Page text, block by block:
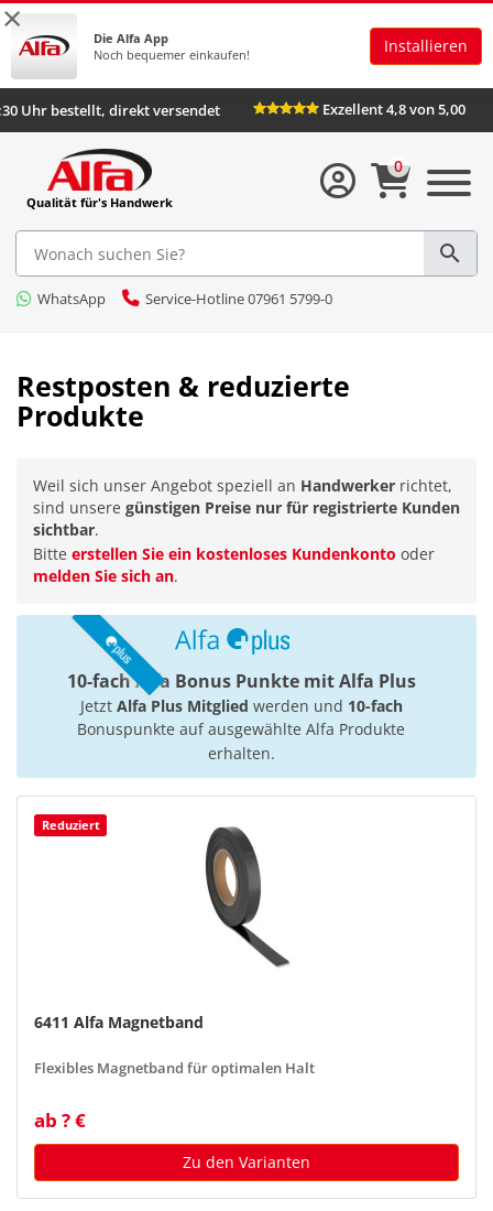
×
Die Alfa App
Noch bequemer einkaufen!
Installieren
Uhr bestellt, direkt versendet Exzellent 4,8 von 5,00
Qualität für's Handwerk
WhatsApp Service-Hotline 07961 5799-0
0
Restposten & reduzierte
Produkte
Weil sich unser Angebot speziell an Handwerker richtet,
sind unsere günstigen Preise nur für registrierte Kunden
sichtbar.
Bitte erstellen Sie ein kostenloses Kundenkonto oder
melden Sie sich an.
10-fach Alfa Bonus Punkte mit Alfa Plus
Jetzt Alfa Plus Mitglied werden und 10-fach
Bonuspunkte auf ausgewählte Alfa Produkte
erhalten.
Reduziert
6411 Alfa Magnetband
Flexibles Magnetband für optimalen Halt
ab ? €
Zu den Varianten